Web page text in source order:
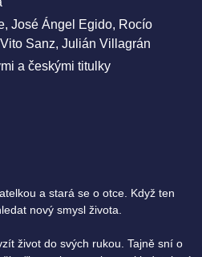
José Ángel Egido, Rocío
Sanz, Julián Villagrán
a českými titulky
a stará se o otce. Když ten
nový smysl života.
život do svých rukou. Tajně sní o